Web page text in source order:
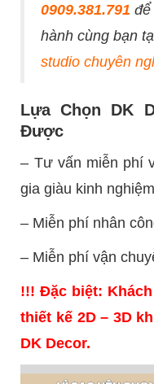
0909.381.791
hành cùng bạn
studio chuyên
Lựa Chọn DK
Được
– Tư vấn miễn phí
gia giàu kinh nghiệm
– Miễn phí nhân
– Miễn phí vận
!!! Đặc biệt:
thiết kế 2D – 3D
DK Decor.